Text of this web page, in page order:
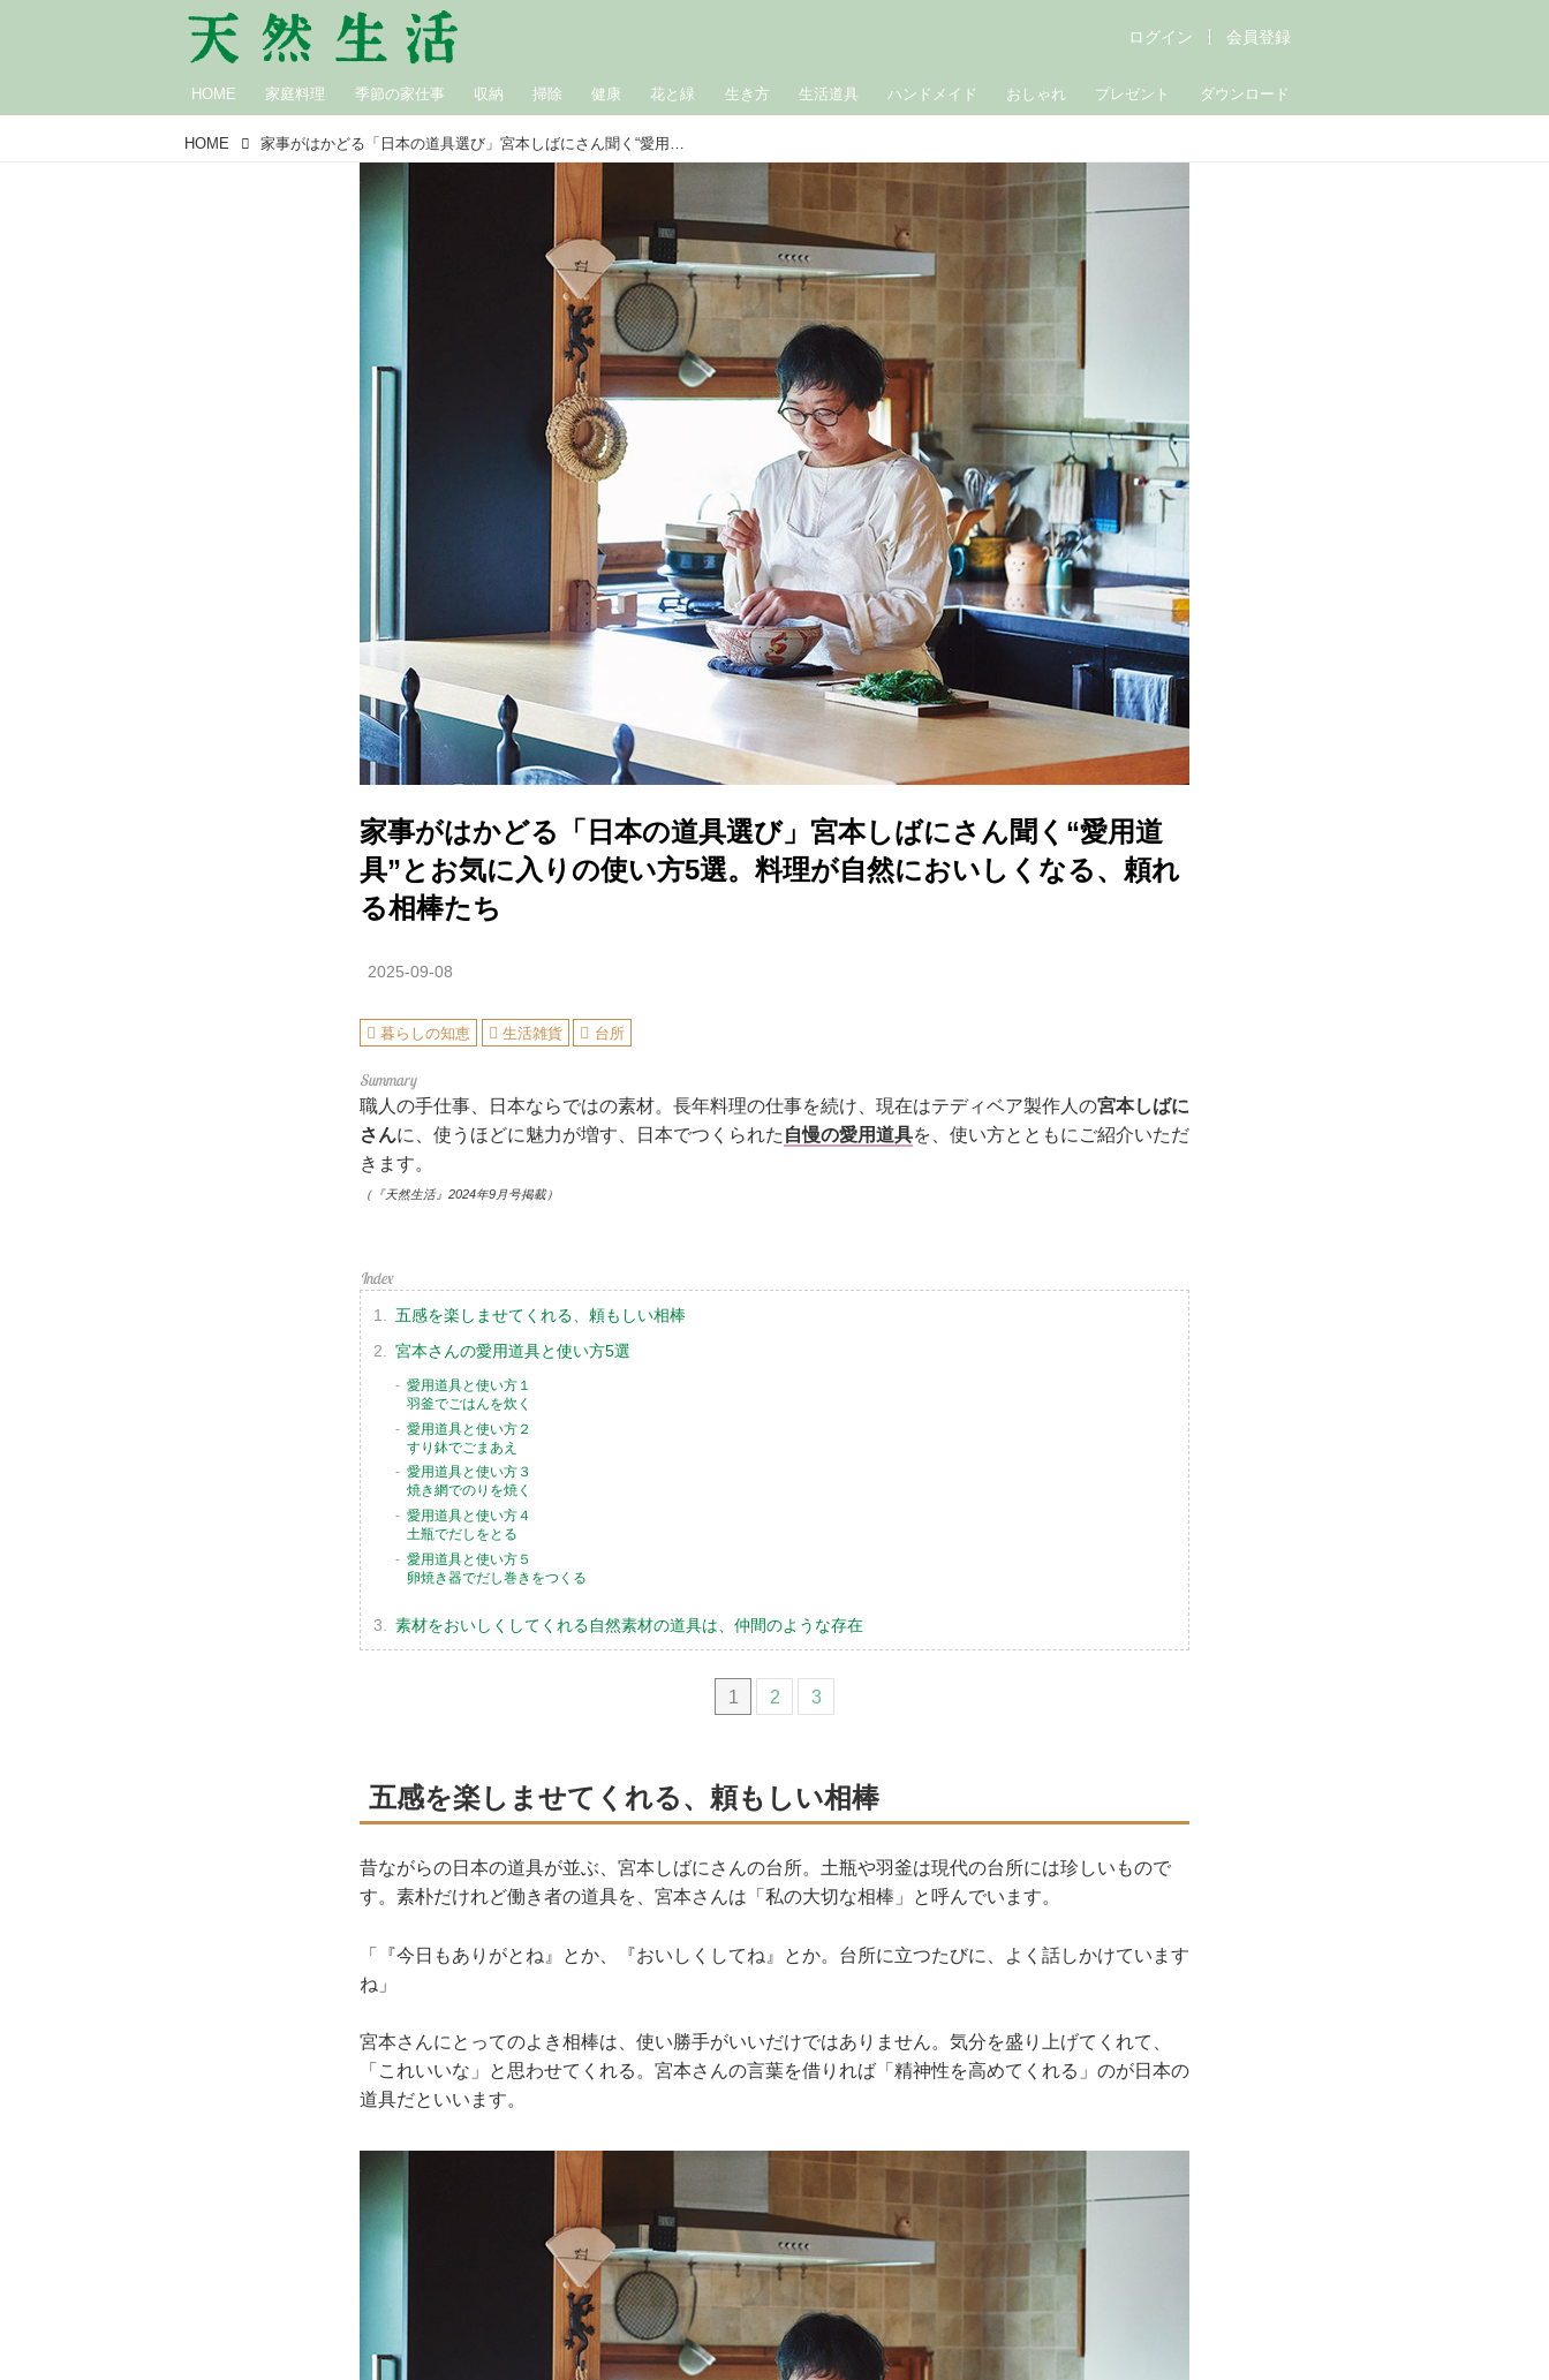
HOME 家庭料理 季節の家仕事 収納 掃除 健康 花と緑 生き方 生活道具 ハンドメイド おしゃれ プレゼント ダウンロード
ログイン 会員登録
HOME 家事がはかどる「日本の道具選び」宮本しばにさん聞く“愛用道具”とお気に入りの使い方5選。料理が自然においしくなる、頼れる相棒たち
家事がはかどる「日本の道具選び」宮本しばにさん聞く“愛用道
具”とお気に入りの使い方5選。料理が自然においしくなる、頼れ
る相棒たち
2025-09-08
暮らしの知恵 生活雑貨 台所
職人の手仕事、日本ならではの素材。長年料理の仕事を続け、現在はテディベア製作人の宮本しばに
さんに、使うほどに魅力が増す、日本でつくられた 自慢の愛用道具を、使い方とともにご紹介いただ
きます。
（『天然生活』2024年9月号掲載）
五感を楽しませてくれる、頼もしい相棒
宮本さんの愛用道具と使い方5選
愛用道具と使い方１
羽釜でごはんを炊く
愛用道具と使い方２
すり鉢でごまあえ
愛用道具と使い方３
焼き網でのりを焼く
愛用道具と使い方４
土瓶でだしをとる
愛用道具と使い方５
卵焼き器でだし巻きをつくる
素材をおいしくしてくれる自然素材の道具は、仲間のような存在
1 2 3
五感を楽しませてくれる、頼もしい相棒
昔ながらの日本の道具が並ぶ、宮本しばにさんの台所。土瓶や羽釜は現代の台所には珍しいもので
す。素朴だけれど働き者の道具を、宮本さんは「私の大切な相棒」と呼んでいます。
「『今日もありがとね』とか、『おいしくしてね』とか。台所に立つたびに、よく話しかけています
ね」
宮本さんにとってのよき相棒は、使い勝手がいいだけではありません。気分を盛り上げてくれて、
「これいいな」と思わせてくれる。宮本さんの言葉を借りれば「精神性を高めてくれる」のが日本の
道具だといいます。